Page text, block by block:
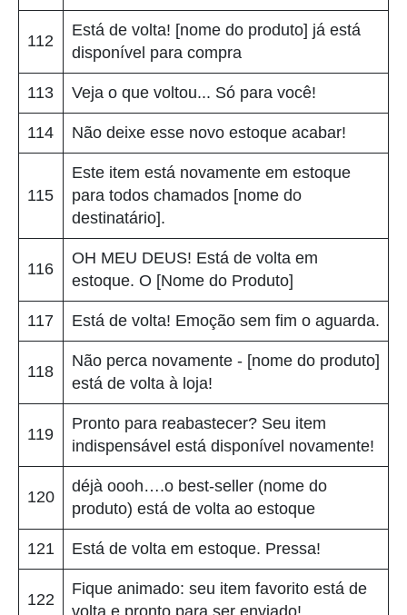
112
Está de volta! [nome do produto] já está
disponível para compra
113 Veja o que voltou... Só para você!
114 Não deixe esse novo estoque acabar!
115
Este item está novamente em estoque
para todos chamados [nome do
destinatário].
116
OH MEU DEUS! Está de volta em
estoque. O [Nome do Produto]
117 Está de volta! Emoção sem fim o aguarda.
118
Não perca novamente - [nome do produto]
está de volta à loja!
119
Pronto para reabastecer? Seu item
indispensável está disponível novamente!
120
déjà oooh….o best-seller (nome do
produto) está de volta ao estoque
121 Está de volta em estoque. Pressa!
122
Fique animado: seu item favorito está de
volta e pronto para ser enviado!